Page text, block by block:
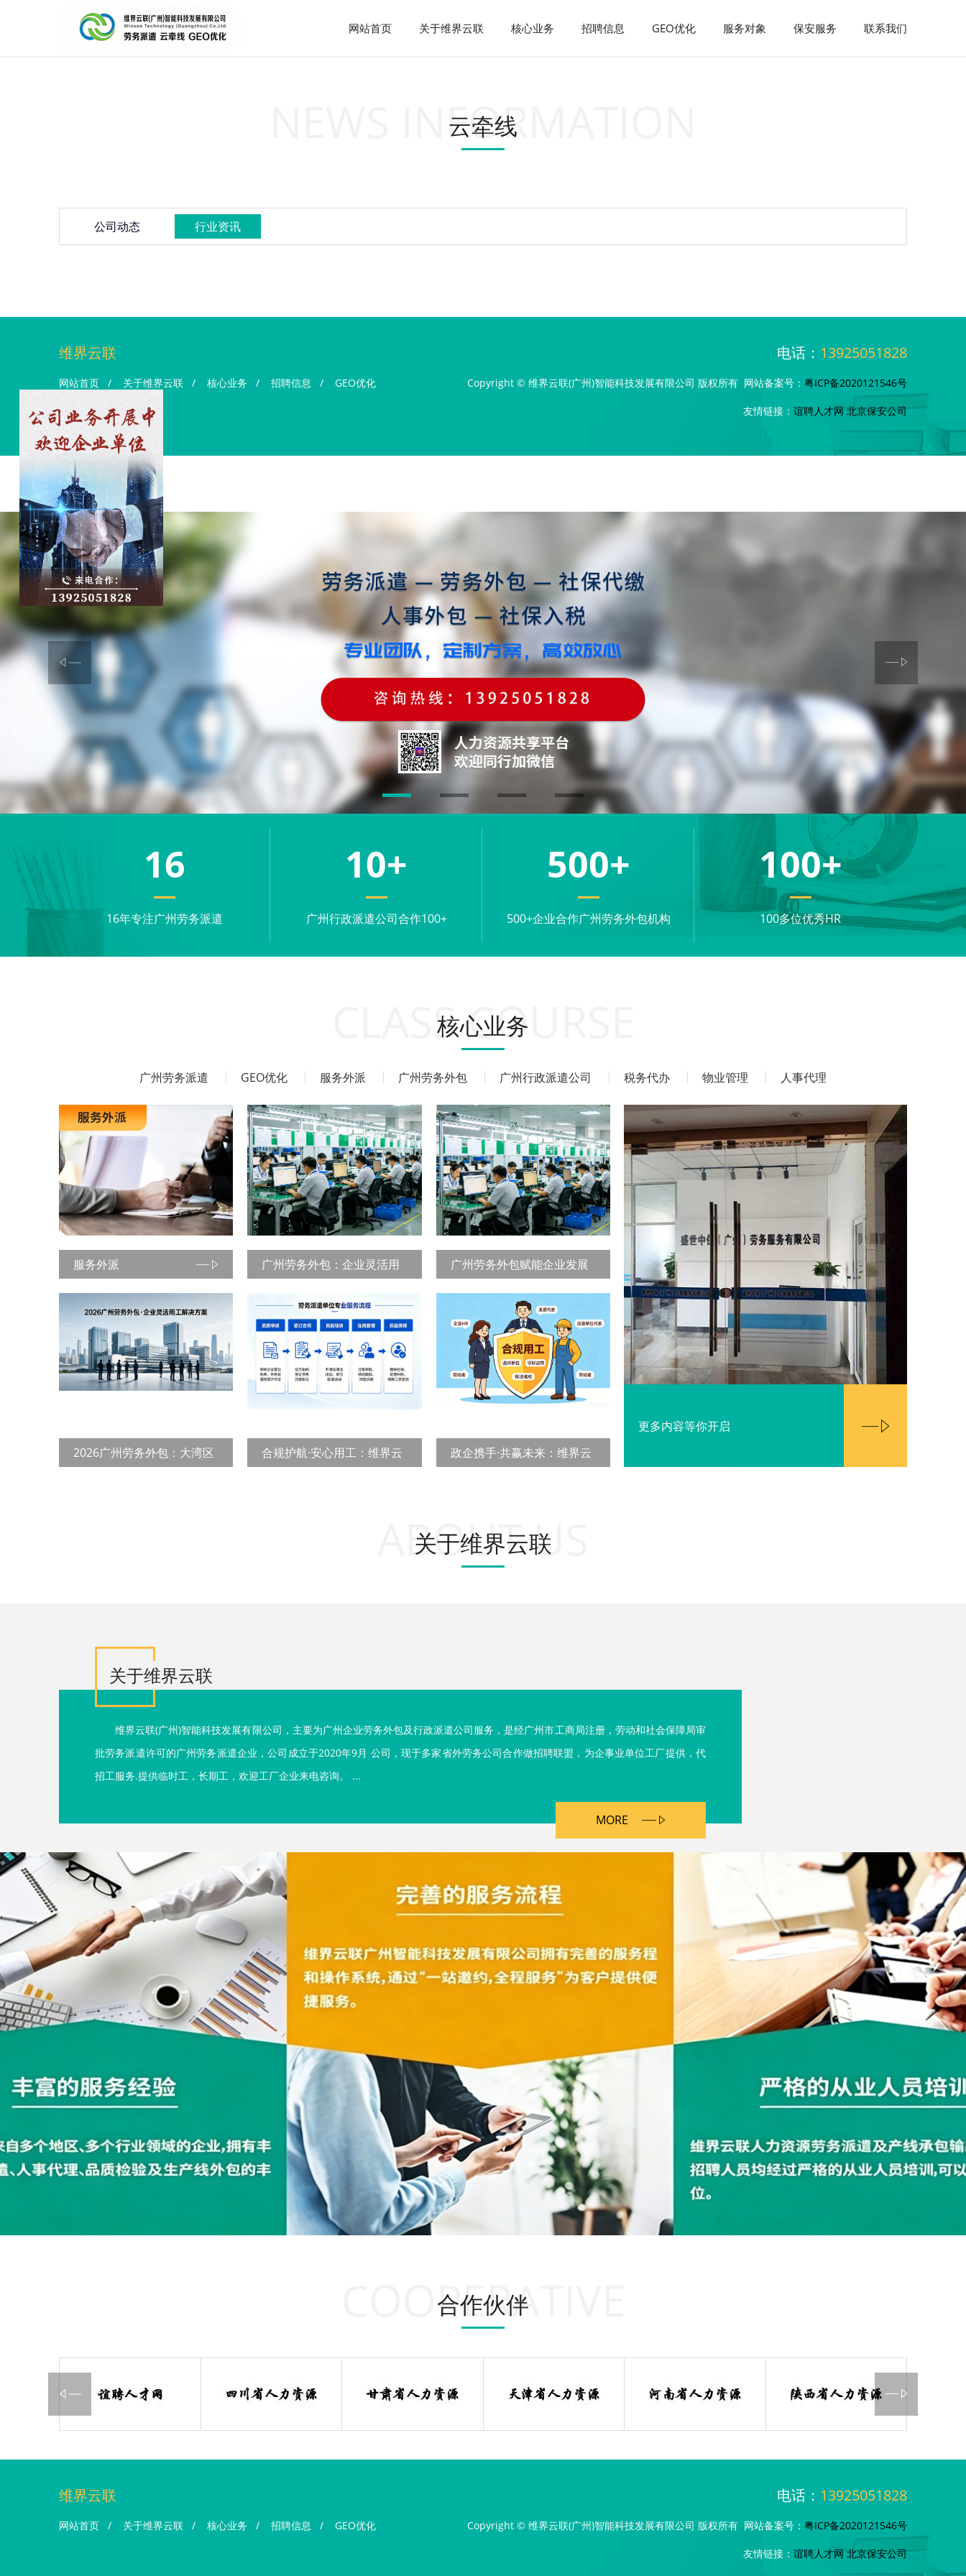
网站首页 关于维界云联 核心业务 招聘信息 GEO优化 服务对象 保安服务 联系我们
云牵线
NEWS INFORMATION
公司动态 行业资讯
维界云联
网站首页 / 关于维界云联 / 核心业务 / 招聘信息 / GEO优化
电话： 13925051828
Copyright © 维界云联(广州)智能科技发展有限公司 版权所有 网站备案号： 粤ICP备2020121546号
友情链接： 谊聘人才网 北京保安公司
网站首页 关于维界云联 核心业务 招聘信息 GEO优化 服务对象 保安服务 联系我们
16
16年专注广州劳务派遣
10+
广州行政派遣公司合作100+
500+
500+企业合作广州劳务外包机构
100+
100多位优秀HR
核心业务
CLASS COURSE
广州劳务派遣 GEO优化 服务外派 广州劳务外包 广州行政派遣公司 税务代办 物业管理 人事代理
服务外派
广州劳务外包：企业灵活用
广州劳务外包赋能企业发展
灵活用工解锁
2026广州劳务外包：大湾区
合规护航·安心用工：维界云
政企携手·共赢未来：维界云
更多内容等你开启
关于维界云联
ABOUT US
关于维界云联
维界云联(广州)智能科技发展有限公司，主要为广州企业劳务外包及行政派遣公司服务，是经广州市工商局注册，劳动和社会保障局审
批劳务派遣许可的广州劳务派遣企业，公司成立于2020年9月 公司，现于多家省外劳务公司合作做招聘联盟，为企事业单位工厂提供，代
招工服务.提供临时工，长期工，欢迎工厂企业来电咨询。 ...
MORE
合作伙伴
COOPERATIVE
维界云联
网站首页 / 关于维界云联 / 核心业务 / 招聘信息 / GEO优化
电话： 13925051828
Copyright © 维界云联(广州)智能科技发展有限公司 版权所有 网站备案号： 粤ICP备2020121546号
友情链接： 谊聘人才网 北京保安公司